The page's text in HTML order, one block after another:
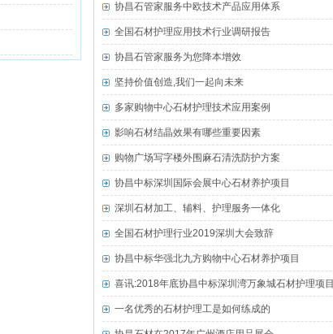
协昌石管家服务中欧技术产品应用体系
全国石材护理应用技术行业调研报告
协昌石管家服务为您降本增效
坚持价值创造,我们一起向未来
多家购物中心石材护理技术应用案例
影响石材结晶效果有哪些重要因素
购物广场写字楼外围麻石清洗防护方案
协昌中标深圳国际会展中心石材养护项目
深圳石材加工、辅料、护理服务一体化​
全国石材护理行业2019深圳大会致辞
协昌中标华强北九方购物中心石材养护项目
喜讯:2018年底协昌中标深圳湾万象城石材护理项目
一名优秀的石材护理工是如何练成的